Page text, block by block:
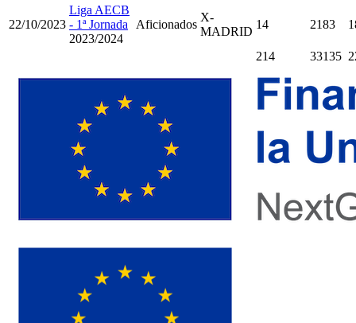
22/10/2023
Liga AECB
- 1ª Jornada
2023/2024
Aficionados
X-
MADRID
14 2183
214 33135